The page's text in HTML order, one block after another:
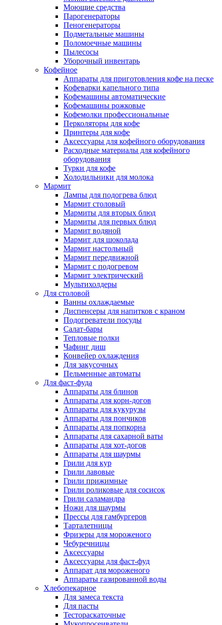
Моющие средства
Парогенераторы
Пеногенераторы
Подметальные машины
Поломоечные машины
Пылесосы
Уборочный инвентарь
Кофейное
Аппараты для приготовления кофе на песке
Кофеварки капельного типа
Кофемашины автоматические
Кофемашины рожковые
Кофемолки профессиональные
Перколяторы для кофе
Принтеры для кофе
Аксессуары для кофейного оборудования
Расходные материалы для кофейного
оборудования
Турки для кофе
Холодильники для молока
Мармит
Лампы для подогрева блюд
Мармит столовый
Мармиты для вторых блюд
Мармиты для первых блюд
Мармит водяной
Мармит для шоколада
Мармит настольный
Мармит передвижной
Мармит с подогревом
Мармит электрический
Мультихолдеры
Для столовой
Ванны охлаждаемые
Диспенсеры для напитков с краном
Подогреватели посуды
Салат-бары
Тепловые полки
Чафинг диш
Конвейер охлаждения
Для закусочных
Пельменные автоматы
Для фаст-фуда
Аппараты для блинов
Аппараты для корн-догов
Аппараты для кукурузы
Аппараты для пончиков
Аппараты для попкорна
Аппараты для сахарной ваты
Аппараты для хот-догов
Аппараты для шаурмы
Грили для кур
Грили лавовые
Грили прижимные
Грили роликовые для сосисок
Грили саламандра
Ножи для шаурмы
Прессы для гамбургеров
Тарталетницы
Фризеры для мороженого
Чебуречницы
Аксессуары
Аксессуары для фаст-фуд
Аппарат для мороженого
Аппараты газированной воды
Хлебопекарное
Для замеса текста
Для пасты
Тестораскаточные